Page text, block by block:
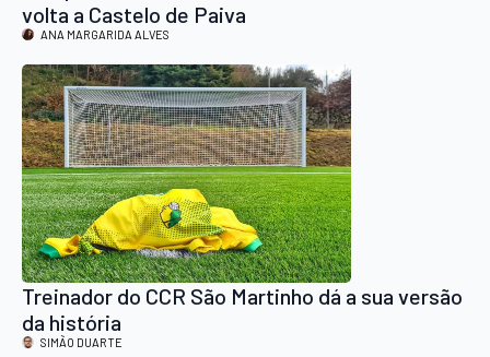
volta a Castelo de Paiva
ANA MARGARIDA ALVES
Treinador do CCR São Martinho dá a sua versão
da história
SIMÃO DUARTE